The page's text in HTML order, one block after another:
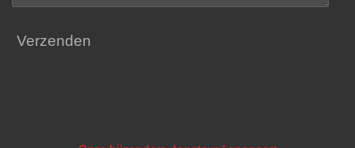
Verzenden